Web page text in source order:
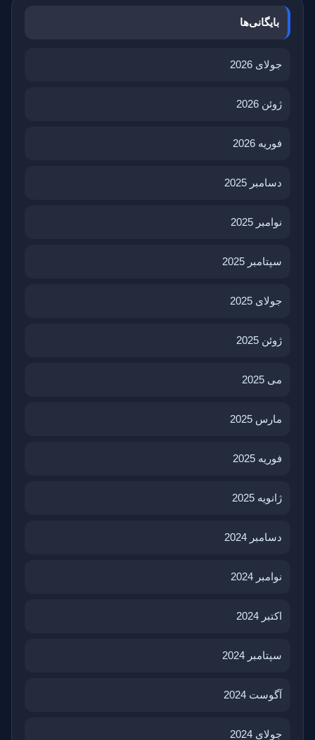
بایگانی‌ها
جولای 2026
ژوئن 2026
فوریه 2026
دسامبر 2025
نوامبر 2025
سپتامبر 2025
جولای 2025
ژوئن 2025
می 2025
مارس 2025
فوریه 2025
ژانویه 2025
دسامبر 2024
نوامبر 2024
اکتبر 2024
سپتامبر 2024
آگوست 2024
جولای 2024